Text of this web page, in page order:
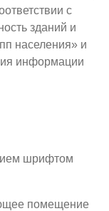
с
зданий и
населения» и
информации
шрифтом
помещение